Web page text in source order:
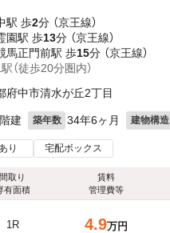
駅 歩2分 （京王線）
園駅 歩13分 （京王線）
馬正門前駅 歩15分 （京王線）
（徒歩20分圏内）
府中市清水が丘2丁目
建 築年数 34年6ヶ月 建物構造
り 宅配ボックス
間取り
有面積
賃料
管理費等
1R
4.9万円